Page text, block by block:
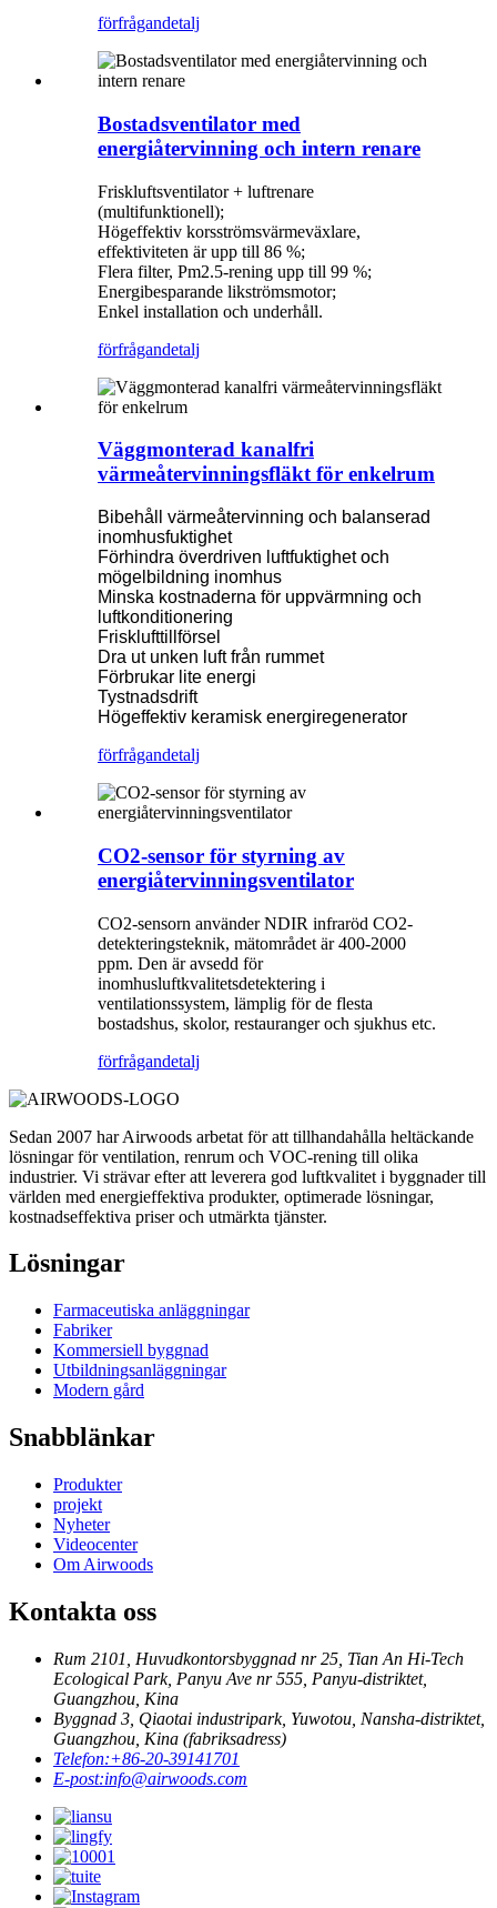
förfrågandetalj
Bostadsventilator med
energiåtervinning och intern renare
Friskluftsventilator + luftrenare
(multifunktionell);
Högeffektiv korsströmsvärmeväxlare,
effektiviteten är upp till 86 %;
Flera filter, Pm2.5-rening upp till 99 %;
Energibesparande likströmsmotor;
Enkel installation och underhåll.
förfrågandetalj
Väggmonterad kanalfri
värmeåtervinningsfläkt för enkelrum
Bibehåll värmeåtervinning och balanserad
inomhusfuktighet
Förhindra överdriven luftfuktighet och
mögelbildning inomhus
Minska kostnaderna för uppvärmning och
luftkonditionering
Frisklufttillförsel
Dra ut unken luft från rummet
Förbrukar lite energi
Tystnadsdrift
Högeffektiv keramisk energiregenerator
förfrågandetalj
CO2-sensor för styrning av
energiåtervinningsventilator
CO2-sensorn använder NDIR infraröd CO2-
detekteringsteknik, mätområdet är 400-2000
ppm. Den är avsedd för
inomhusluftkvalitetsdetektering i
ventilationssystem, lämplig för de flesta
bostadshus, skolor, restauranger och sjukhus etc.
förfrågandetalj
Sedan 2007 har Airwoods arbetat för att tillhandahålla heltäckande
lösningar för ventilation, renrum och VOC-rening till olika
industrier. Vi strävar efter att leverera god luftkvalitet i byggnader till
världen med energieffektiva produkter, optimerade lösningar,
kostnadseffektiva priser och utmärkta tjänster.
Lösningar
Farmaceutiska anläggningar
Fabriker
Kommersiell byggnad
Utbildningsanläggningar
Modern gård
Snabblänkar
Produkter
projekt
Nyheter
Videocenter
Om Airwoods
Kontakta oss
Rum 2101, Huvudkontorsbyggnad nr 25, Tian An Hi-Tech
Ecological Park, Panyu Ave nr 555, Panyu-distriktet,
Guangzhou, Kina
Byggnad 3, Qiaotai industripark, Yuwotou, Nansha-distriktet,
Guangzhou, Kina (fabriksadress)
Telefon:+86-20-39141701
E-post:info@airwoods.com